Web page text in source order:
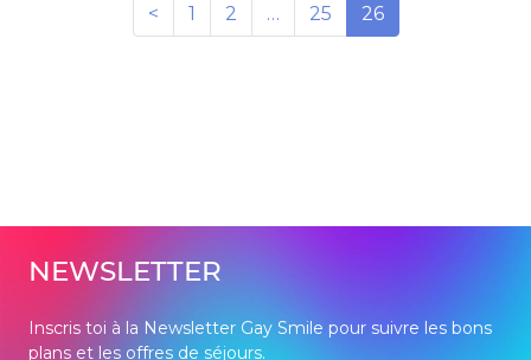
< 1 2 … 25 26
NEWSLETTER
Inscris toi à la Newsletter Gay Smile pour suivre les bons
plans et les offres de séjours.